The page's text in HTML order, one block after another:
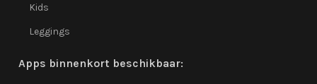
Kids
Leggings
Apps binnenkort beschikbaar: